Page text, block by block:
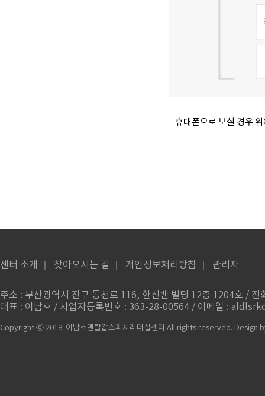
휴대폰으로 보실 경우
센터 소개 찾아오시는 길 개인정보처리방침 관리자
주소 : 부산광역시 진구 동천로 116, 한신밴 빌딩 12층 1204호 /
대표 : 이남호 / 사업자등록번호 : 363-28-00564 / 이메일 :
Copyright ⓒ 2018. 이남호멘탈갑스피치리더십센터 All rights reserved. Design